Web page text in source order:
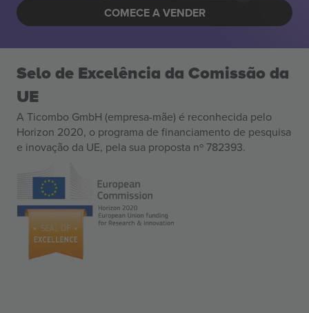
COMECE A VENDER
Selo de Excelência da Comissão da
UE
A Ticombo GmbH (empresa-mãe) é reconhecida pelo
Horizon 2020, o programa de financiamento de pesquisa
e inovação da UE, pela sua proposta nº 782393.